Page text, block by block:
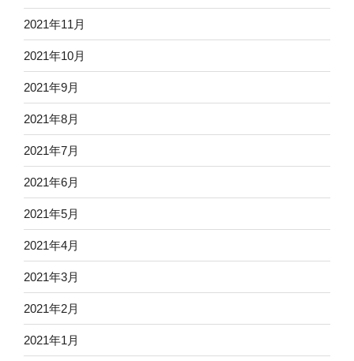
2021年11月
2021年10月
2021年9月
2021年8月
2021年7月
2021年6月
2021年5月
2021年4月
2021年3月
2021年2月
2021年1月